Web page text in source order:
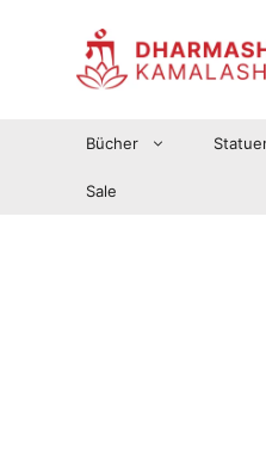
Bücher
Sale